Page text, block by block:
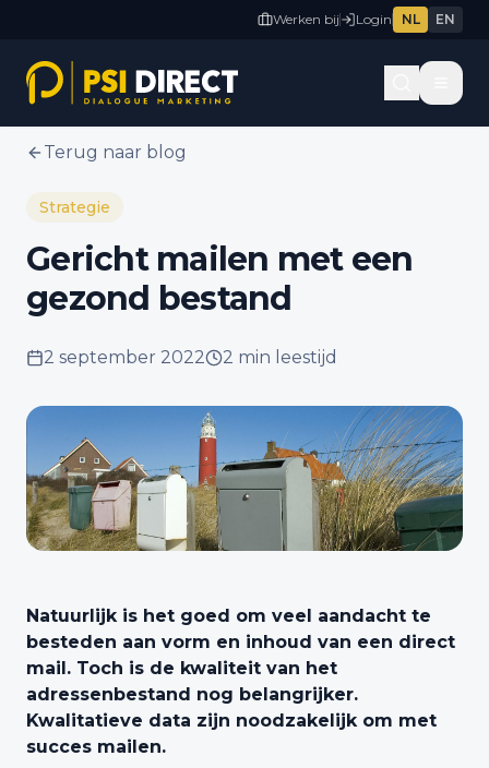
Werken bij Login NL EN
Terug naar blog
Strategie
Gericht mailen met een
gezond bestand
2 september 2022 2 min leestijd
Natuurlijk is het goed om veel aandacht te
besteden aan vorm en inhoud van een direct
mail. Toch is de kwaliteit van het
adressenbestand nog belangrijker.
Kwalitatieve data zijn noodzakelijk om met
succes mailen.